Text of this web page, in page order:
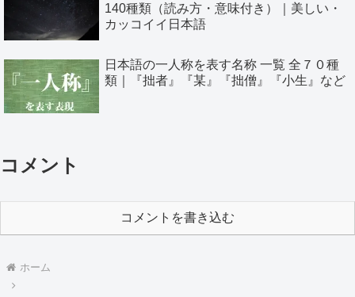
140種類（読み方・意味付き）｜美しい・
カッコイイ日本語
日本語の一人称を表す名称 一覧 全７０種
類｜『拙者』『某』『拙僧』『小生』など
コメント
コメントを書き込む
ホーム